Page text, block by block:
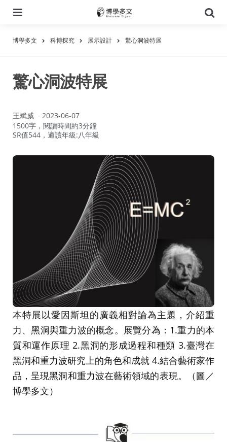
尋
博學多文 科博探究 展示設計 驚心洞波特展
驚心洞波特展
作
者：
王斌威
2023-06-07
1500字，閱讀時間約3分鐘
SR值544，適讀年級:八年級
本特展以愛因斯坦的廣義相對論為主題，介紹重
力、黑洞與重力波的概念。展覽分為：1.重力的本
質和運作原理 2.黑洞的形成過程和種類 3.臺灣在
黑洞和重力波研究上的角色和成就 4.結合藝術家作
品，呈現黑洞和重力波在藝術領域的表現。（圖／
博學多文）